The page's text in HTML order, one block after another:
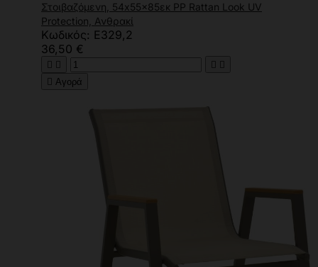
Στοιβαζόμενη, 54x55x85εκ PP Rattan Look UV
Protection, Ανθρακί
Κωδικός: Ε329,2
36,50 €
   
 Αγορά